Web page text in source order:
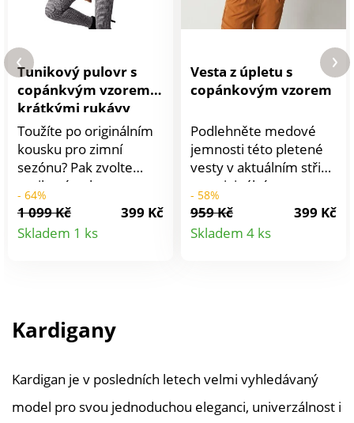
Tunikový pulovr s
copánkvým vzorem a
krátkými rukávy
Toužíte po originálním
kousku pro zimní
sezónu? Pak zvolte
tunikový pulovr s
krátkými rukávy a
pleteným copánkovým
vzorem. Skvělý nejen
Vpředu copánkový
rozparky. Zadní díl z
rubového žerzeje.
- 64%
1 099 Kč
399 Kč
Skladem 1 ks
Vesta z úpletu s
copánkovým vzorem
Podlehněte medové
jemnosti této pletené
vesty v aktuálním střihu
a s originálním vzorem.
Hráškový a copánkový
vzor na předním dílu.
Bez rukávů, spadlá
- 58%
959 Kč
399 Kč
Skladem 4 ks
Kardigany
Kardigan je v posledních letech velmi vyhledávaný
model pro svou jednoduchou eleganci, univerzálnost i